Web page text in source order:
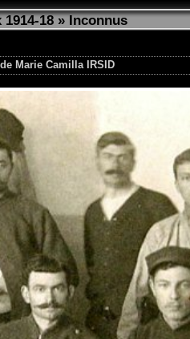
18»Inconnus
Marie Camilla IRSID